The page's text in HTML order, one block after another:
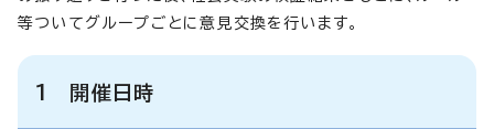
等ついてグループごとに意見交換を行います。
1 開催日時